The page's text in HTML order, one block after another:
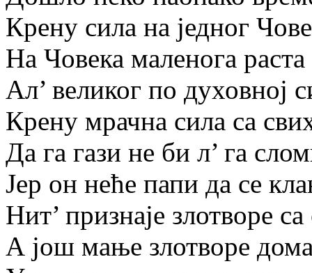
Крену сила на једног
На Човека маленога раста
Ал’ великог по духовној
Крену мрачна сила са
Да га гази не би л’ га
Јер он неће папи да се
Нит’ признаје злотворе
А још мање злотворе